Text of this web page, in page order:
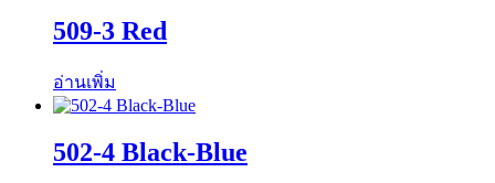
509-3 Red
อ่านเพิ่ม
502-4 Black-Blue